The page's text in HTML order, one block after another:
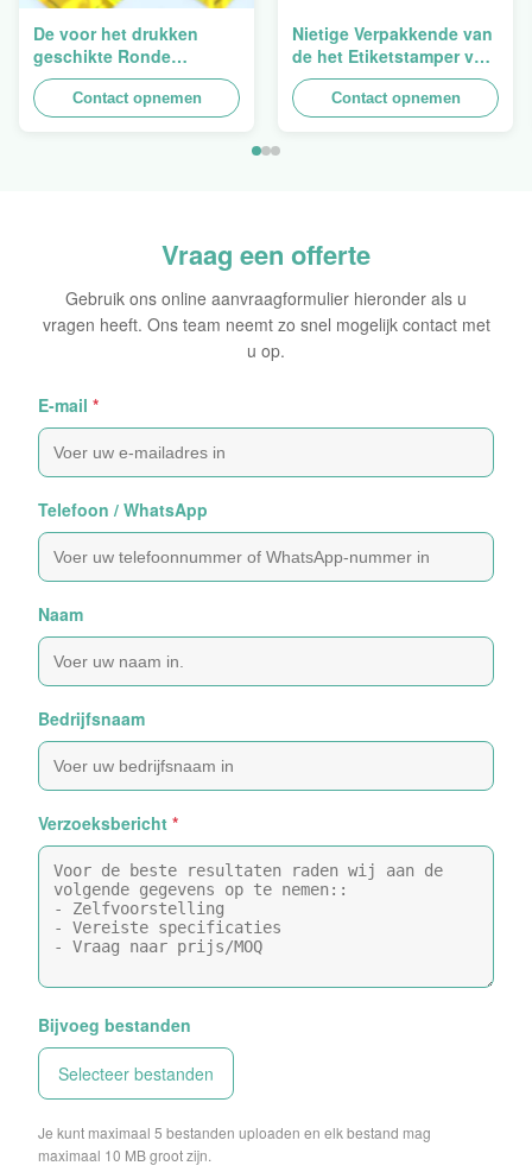
De voor het drukken
geschikte Ronde
Verpakkende
Holografische
Zelfklevende Bladen van
Contact opnemen
Nietige Verpakkende van
de het Etiketstamper van
de Hologramveiligheid
Duidelijke het
Hologramsticker Logo
Contact opnemen
Vraag een offerte
Gebruik ons online aanvraagformulier hieronder als u
vragen heeft. Ons team neemt zo snel mogelijk contact met
u op.
E-mail *
Telefoon / WhatsApp
Naam
Bedrijfsnaam
Verzoeksbericht *
Bijvoeg bestanden
Selecteer bestanden
Je kunt maximaal 5 bestanden uploaden en elk bestand mag
maximaal 10 MB groot zijn.